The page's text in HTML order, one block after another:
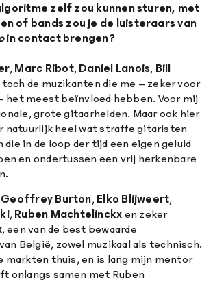
zelf zou kunnen sturen, met
of bands zou je de luisteraars van
in contact brengen?
, Marc Ribot, Daniel Lanois, Bill
de muzikanten die me – zeker voor
het meest beïnvloed hebben. Voor mij
grote gitaarhelden. Maar ook hier
natuurlijk heel wat straffe gitaristen
die in de loop der tijd een eigen geluid
en ondertussen een vrij herkenbare
Geoffrey Burton, Elko Blijweert,
, Ruben Machtelinckx en zeker
, een van de best bewaarde
België, zowel muzikaal als technisch.
markten thuis, en is lang mijn mentor
onlangs samen met Ruben